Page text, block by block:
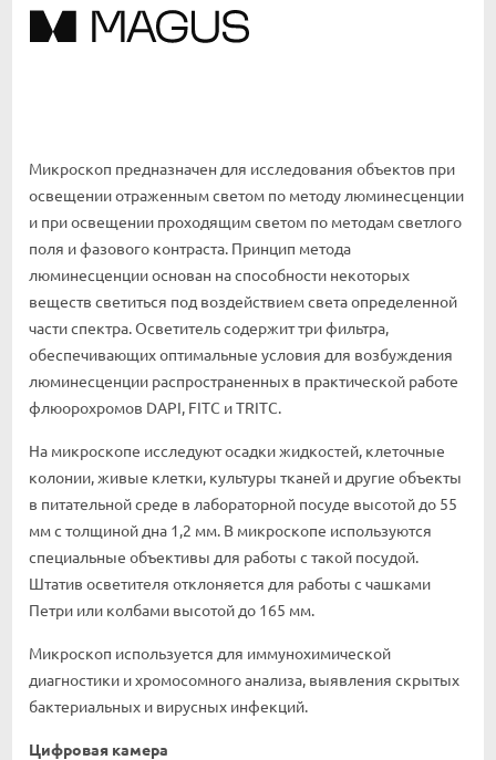
Микроскоп предназначен для исследования объектов при
освещении отраженным светом по методу люминесценции
и при освещении проходящим светом по методам светлого
поля и фазового контраста. Принцип метода
люминесценции основан на способности некоторых
веществ светиться под воздействием света определенной
части спектра. Осветитель содержит три фильтра,
обеспечивающих оптимальные условия для возбуждения
люминесценции распространенных в практической работе
флюорохромов DAPI, FITC и TRITC.
На микроскопе исследуют осадки жидкостей, клеточные
колонии, живые клетки, культуры тканей и другие объекты
в питательной среде в лабораторной посуде высотой до 55
мм с толщиной дна 1,2 мм. В микроскопе используются
специальные объективы для работы с такой посудой.
Штатив осветителя отклоняется для работы с чашками
Петри или колбами высотой до 165 мм.
Микроскоп используется для иммунохимической
диагностики и хромосомного анализа, выявления скрытых
бактериальных и вирусных инфекций.
Цифровая камера